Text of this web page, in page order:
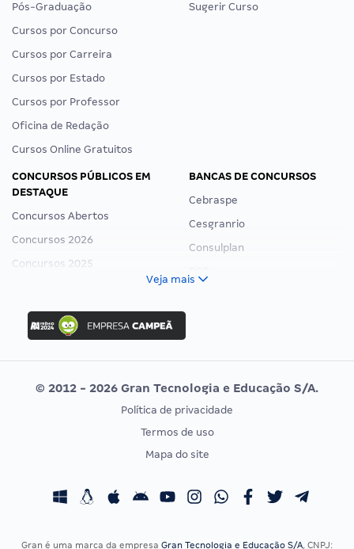
Pós-Graduação
Cursos por Concurso
Cursos por Carreira
Cursos por Estado
Cursos por Professor
Oficina de Redação
Cursos Online Gratuitos
Sugerir Curso
CONCURSOS PÚBLICOS EM
DESTAQUE
Concursos Abertos
Concursos 2026
Concursos 2025
Concurso Ibama
Concurso MPU
Editais publicados
BANCAS DE CONCURSOS
Cebraspe
Cesgranrio
Consulplan
Vunesp
CONCURSOS POR PROFISSÃO
Concursos Fiscais
EXAME DE ORDEM
Calendário OAB
Veja mais
© 2012 - 2026 Gran Tecnologia e Educação S/A.
Política de privacidade
Termos de uso
Mapa do site
Gran é uma marca da empresa Gran Tecnologia e Educação S/A, CNPJ: